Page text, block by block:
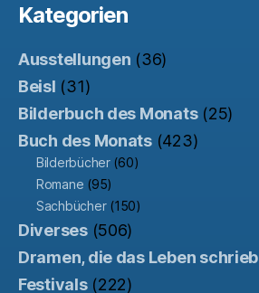
Kategorien
Ausstellungen (36)
Beisl (31)
Bilderbuch des Monats(25)
Buch des Monats(423)
Bilderbücher(60)
Romane (95)
Sachbücher(150)
Diverses(506)
Dramen, die das Leben schrieb
Festivals(222)